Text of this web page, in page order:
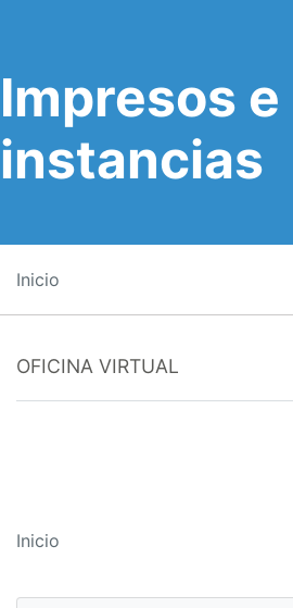
Impresos e
instancias
Inicio
OFICINA VIRTUAL
Inicio